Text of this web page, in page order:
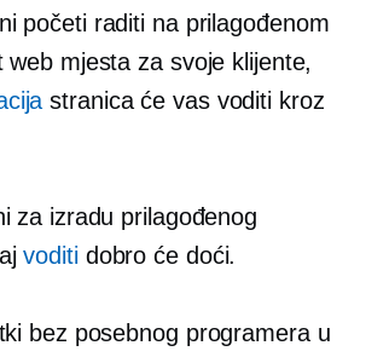
početi raditi na prilagođenom
web mjesta za svoje klijente,
stranica će vas voditi kroz
za izradu prilagođenog
voditidobro će doći.
bez posebnog programera u